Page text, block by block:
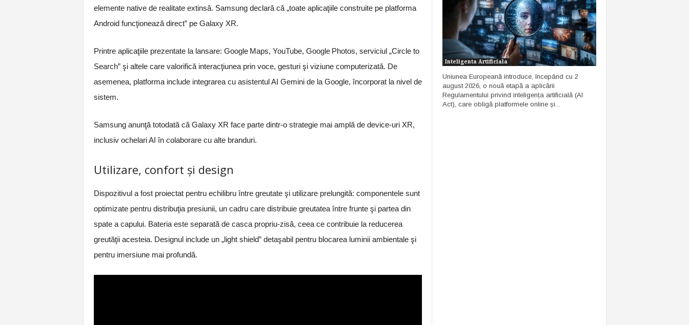
elemente native de realitate extinsă. Samsung declară că „toate aplicaţiile construite pe platforma
Android funcţionează direct” pe Galaxy XR.
Printre aplicaţiile prezentate la lansare: Google Maps, YouTube, Google Photos, serviciul „Circle to
Search” şi altele care valorifică interacţiunea prin voce, gesturi şi viziune computerizată. De
asemenea, platforma include integrarea cu asistentul AI Gemini de la Google, încorporat la nivel de
sistem.
Samsung anunţă totodată că Galaxy XR face parte dintr-o strategie mai amplă de device-uri XR,
inclusiv ochelari AI în colaborare cu alte branduri.
Utilizare, confort şi design
Dispozitivul a fost proiectat pentru echilibru între greutate şi utilizare prelungită: componentele sunt
optimizate pentru distribuţia presiunii, un cadru care distribuie greutatea între frunte şi partea din
spate a capului. Bateria este separată de casca propriu-zisă, ceea ce contribuie la reducerea
greutăţii acesteia. Designul include un „light shield” detaşabil pentru blocarea luminii ambientale şi
pentru imersiune mai profundă.
Inteligenta Artificiala
Uniunea Europeană introduce, începând cu 2
august 2026, o nouă etapă a aplicării
Regulamentului privind inteligența artificială (AI
Act), care obligă platformele online și...